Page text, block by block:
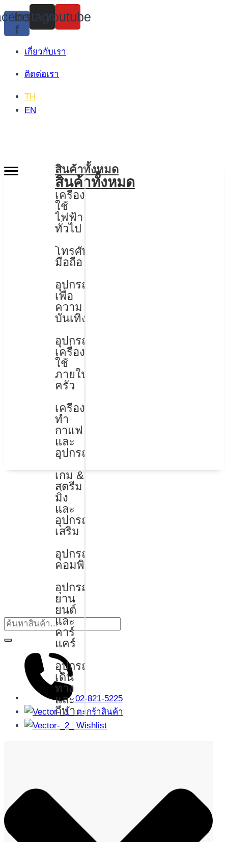
Skip
to
content
f
Instagram
Youtube
เกี่ยวกับเรา
ติดต่อเรา
TH
EN
สินค้าทั้งหมด
สินค้าทั้งหมด
เครื่อง
ใช้
ไฟฟ้า
ทั่วไป
โทรศัพท์
มือถือ
อุปกรณ์
เพื่อ
ความ
บันเทิง
อุปกรณ์
เครื่อง
ใช้
ภายใน
ครัว
เครื่อง
ทำ
กาแฟ
และ
อุปกรณ์
เกม &
สตรีม
มิ่ง
และ
อุปกรณ์
เสริม
อุปกรณ์
คอมพิวเตอร์
อุปกรณ์
ยาน
ยนต์
และ
คาร์
แคร์
อุปกรณ์
เดิน
ทาง
และ
กีฬา
02-821-5225
ตะกร้าสินค้า
Wishlist